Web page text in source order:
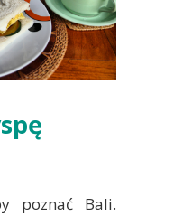
poznać Bali.